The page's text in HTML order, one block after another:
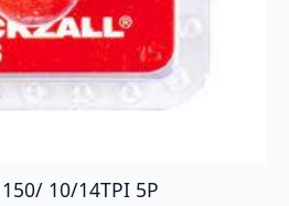
150/ 10/14TPI 5P